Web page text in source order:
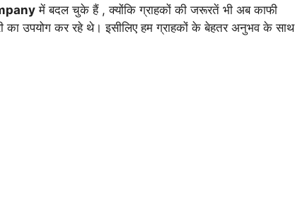
में बदल चुके हैं , क्योंकि ग्राहकों की जरूरतें भी अब काफी
का उपयोग कर रहे थे। इसीलिए हम ग्राहकों के बेहतर अनुभव के साथ